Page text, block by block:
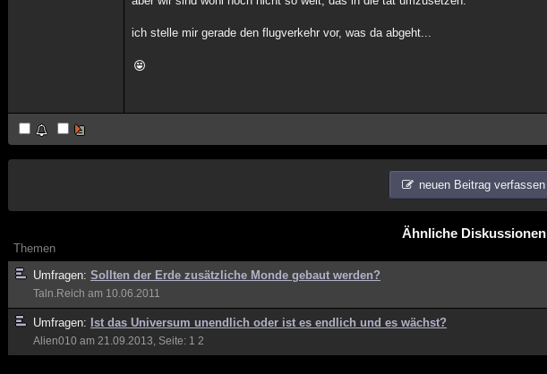
ich stelle mir gerade den flugverkehr vor, was da abgeht...
neuen Beitrag verfassen
Ähnliche Diskussionen
Themen
Umfragen: Sollten der Erde zusätzliche Monde gebaut werden?
Taln.Reich am 10.06.2011
Umfragen: Ist das Universum unendlich oder ist es endlich und es wächst?
Alien010 am 21.09.2013, Seite: 1 2